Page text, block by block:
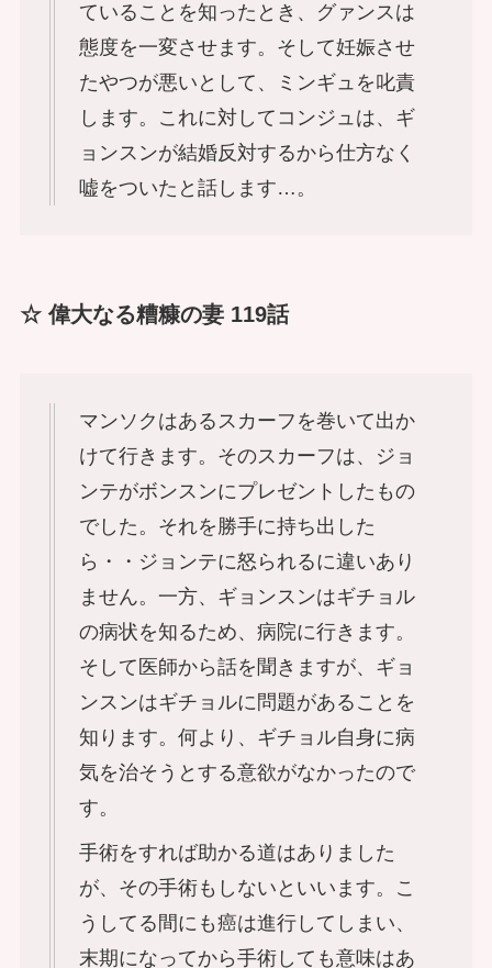
ていることを知ったとき、グァンスは
態度を一変させます。そして妊娠させ
たやつが悪いとして、ミンギュを叱責
します。これに対してコンジュは、ギ
ョンスンが結婚反対するから仕方なく
嘘をついたと話します…。
☆ 偉大なる糟糠の妻 119話
マンソクはあるスカーフを巻いて出か
けて行きます。そのスカーフは、ジョ
ンテがボンスンにプレゼントしたもの
でした。それを勝手に持ち出した
ら・・ジョンテに怒られるに違いあり
ません。一方、ギョンスンはギチョル
の病状を知るため、病院に行きます。
そして医師から話を聞きますが、ギョ
ンスンはギチョルに問題があることを
知ります。何より、ギチョル自身に病
気を治そうとする意欲がなかったので
す。
手術をすれば助かる道はありました
が、その手術もしないといいます。こ
うしてる間にも癌は進行してしまい、
末期になってから手術しても意味はあ